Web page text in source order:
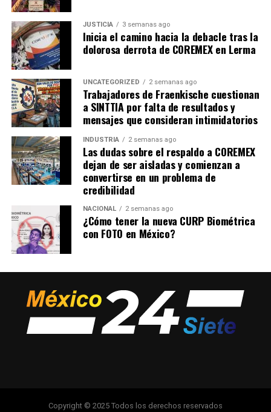
JUSTICIA 3 semanas ago
Inicia el camino hacia la debacle tras la
dolorosa derrota de COREMEX en Lerma
UNCATEGORIZED 2 semanas ago
Trabajadores de Fraenkische cuestionan
a SINTTIA por falta de resultados y
mensajes que consideran intimidatorios
INDUSTRIA 2 semanas ago
Las dudas sobre el respaldo a COREMEX
dejan de ser aisladas y comienzan a
convertirse en un problema de
credibilidad
NACIONAL 2 semanas ago
¿Cómo tener la nueva CURP Biométrica
con FOTO en México?
Copyright © 2025 Todos los derechos reservados